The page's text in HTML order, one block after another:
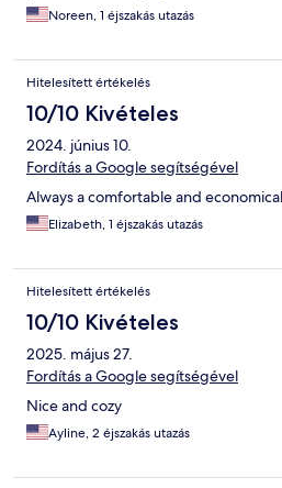
Noreen, 1 éjszakás utazás
Hitelesített értékelés
10/10 Kivételes
2024. június 10.
Fordítás a Google segítségével
Always a comfortable and
Elizabeth, 1 éjszakás utazás
Hitelesített értékelés
10/10 Kivételes
2025. május 27.
Fordítás a Google segítségével
Nice and cozy
Ayline, 2 éjszakás utazás